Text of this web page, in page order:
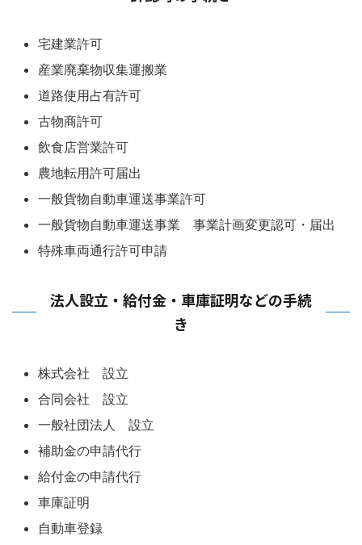
宅建業許可
産業廃棄物収集運搬業
道路使用占有許可
古物商許可
飲食店営業許可
農地転用許可届出
一般貨物自動車運送事業許可
一般貨物自動車運送事業 事業計画変更認可・届出
特殊車両通行許可申請
法人設立・給付金・車庫証明などの手続
き
株式会社 設立
合同会社 設立
一般社団法人 設立
補助金の申請代行
給付金の申請代行
車庫証明
自動車登録